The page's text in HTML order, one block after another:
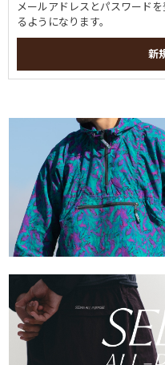
メールアドレスとパスワード
るようになります。